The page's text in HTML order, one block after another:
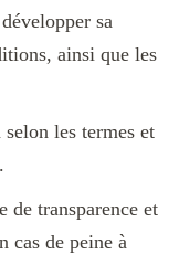
sa
ainsi que les
les termes et
de transparence et
cas de peine à